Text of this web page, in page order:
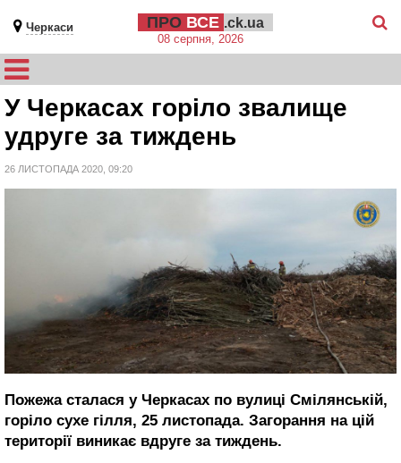
Черкаси ПРО ВСЕ .ck.ua
08 серпня, 2026
У Черкасах горіло звалище
удруге за тиждень
26 ЛИСТОПАДА 2020, 09:20
Пожежа сталася у Черкасах по вулиці Смілянській,
горіло сухе гілля, 25 листопада. Загорання на цій
території виникає вдруге за тиждень.